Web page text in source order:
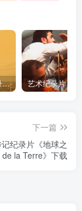
自然，工艺技术纪录片《原子能的希望 Atomic Hope – Inside the Pro-Nuclear Movement》下载
下一篇
纪录片《地球之
la Terre》下载